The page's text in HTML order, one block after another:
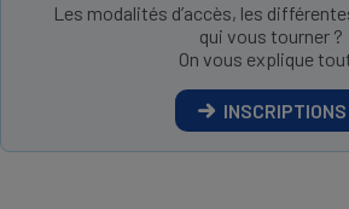
Les modalités d’accès, les
qui vous tourner ?
On vous explique
INSCRIPTIONS